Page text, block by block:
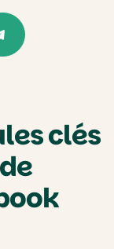
clés